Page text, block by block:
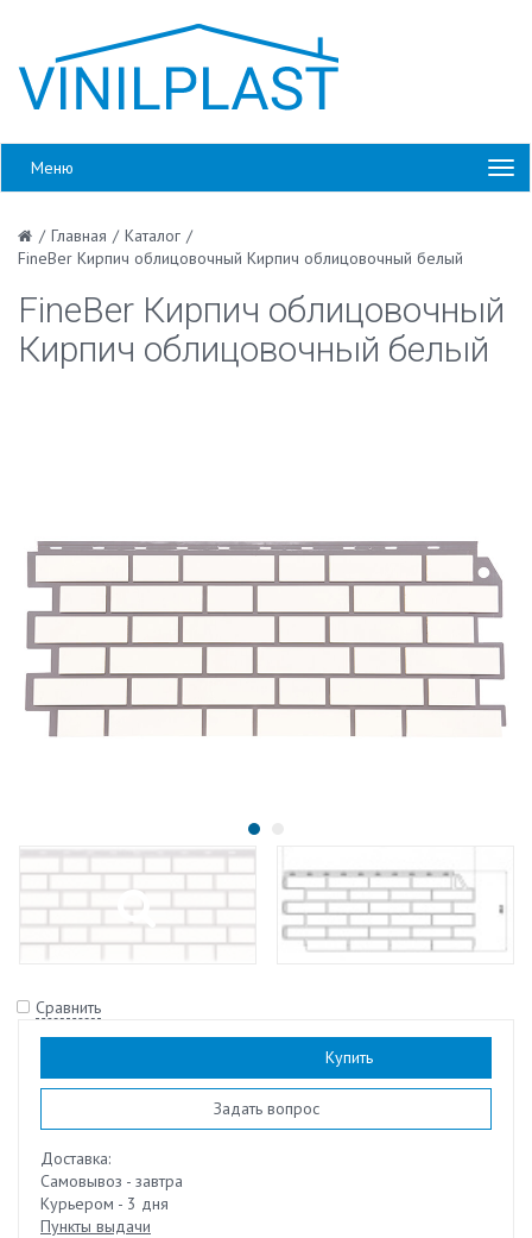
Меню
/ Главная / Каталог /
FineBer Кирпич облицовочный Кирпич облицовочный белый
FineBer Кирпич облицовочный
Кирпич облицовочный белый
Сравнить
Купить
Задать вопрос
Доставка:
Самовывоз - завтра
Курьером - 3 дня
Пункты выдачи